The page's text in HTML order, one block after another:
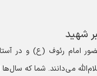
شهید
امام رئوف (ع) و در
کلام‌الله می‌دانند. شما که